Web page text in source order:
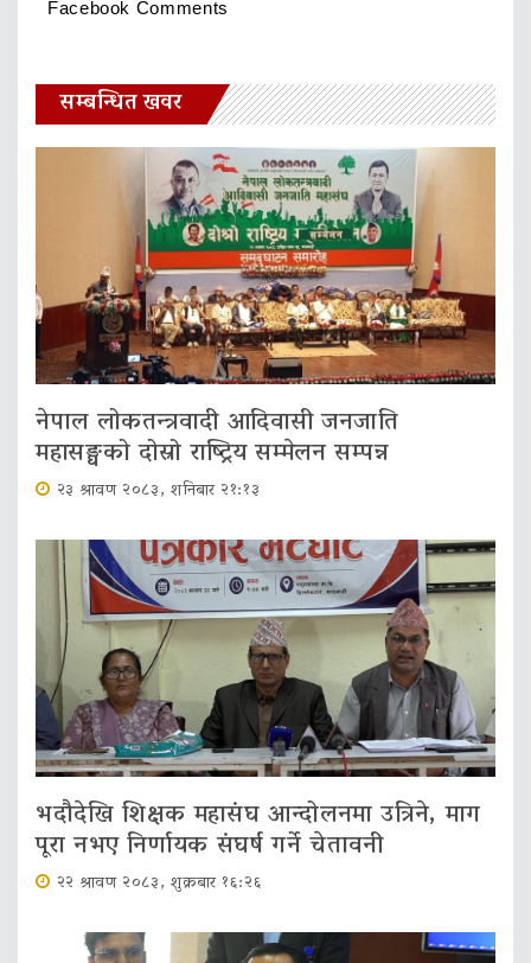
Facebook Comments
सम्बन्धित खवर
नेपाल लोकतन्त्रवादी आदिवासी जनजाति
महासङ्घको दोस्रो राष्ट्रिय सम्मेलन सम्पन्न
२३ श्रावण २०८३, शनिबार २१:१३
भदौदेखि शिक्षक महासंघ आन्दोलनमा उत्रिने, माग
पूरा नभए निर्णायक संघर्ष गर्ने चेतावनी
२२ श्रावण २०८३, शुक्रबार १६:२६